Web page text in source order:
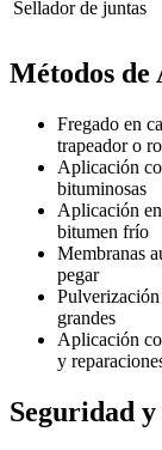
Sellador de juntas
Métodos
Fregado en
trapeador o
Aplicación
bituminosas
Aplicación
bitumen frío
Membranas
pegar
grandes
Aplicación
y
Seguridad